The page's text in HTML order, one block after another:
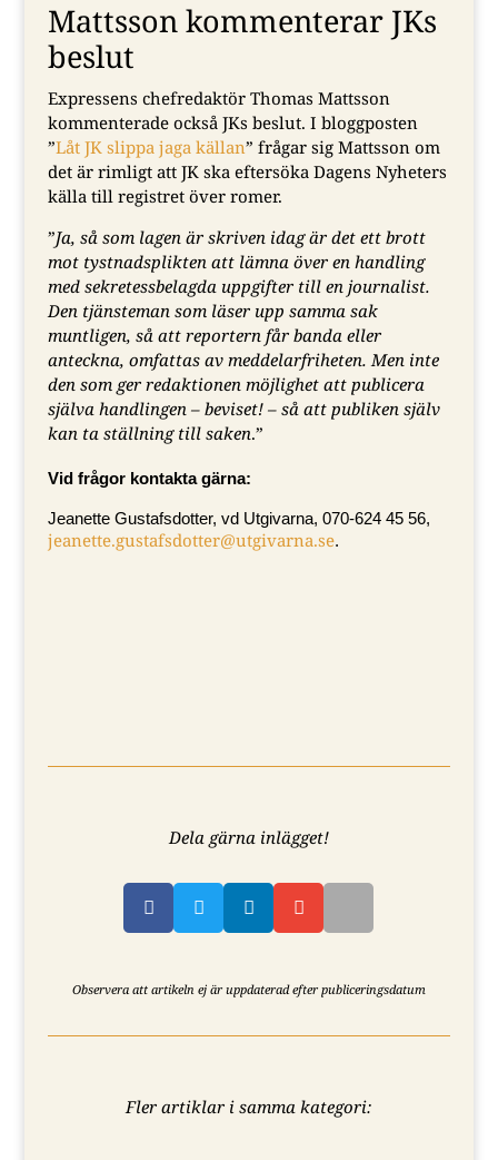
Mattsson kommenterar JKs
beslut
Expressens chefredaktör Thomas Mattsson
kommenterade också JKs beslut. I bloggposten
”Låt JK slippa jaga källan” frågar sig Mattsson om
det är rimligt att JK ska eftersöka Dagens Nyheters
källa till registret över romer.
”Ja, så som lagen är skriven idag är det ett brott
mot tystnadsplikten att lämna över en handling
med sekretessbelagda uppgifter till en journalist.
Den tjänsteman som läser upp samma sak
muntligen, så att reportern får banda eller
anteckna, omfattas av meddelarfriheten. Men inte
den som ger redaktionen möjlighet att publicera
själva handlingen – beviset! – så att publiken själv
kan ta ställning till saken.”
Vid frågor kontakta gärna:
Jeanette Gustafsdotter, vd Utgivarna, 070-624 45 56,
jeanette.gustafsdotter@utgivarna.se.
Dela gärna inlägget!
   
Observera att artikeln ej är uppdaterad efter publiceringsdatum
Fler artiklar i samma kategori: